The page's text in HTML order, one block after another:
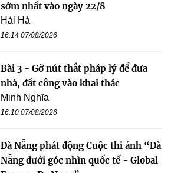
sớm nhất vào ngày 22/8
Hải Hà
16:14 07/08/2026
Bài 3 - Gỡ nút thắt pháp lý để đưa
nhà, đất công vào khai thác
Minh Nghĩa
16:10 07/08/2026
Đà Nẵng phát động Cuộc thi ảnh “Đà
Nẵng dưới góc nhìn quốc tế - Global